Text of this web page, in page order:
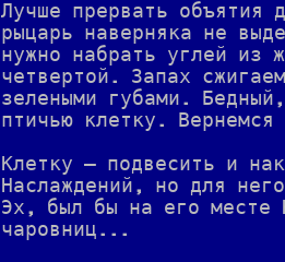
Лучше прервать объятия
рыцарь наверняка не
нужно набрать углей из
четвертой. Запах
зелеными губами.
птичью клетку.
Клетку — подвесить и
Наслаждений, но для
Эх, был бы на его месте
чаровниц...